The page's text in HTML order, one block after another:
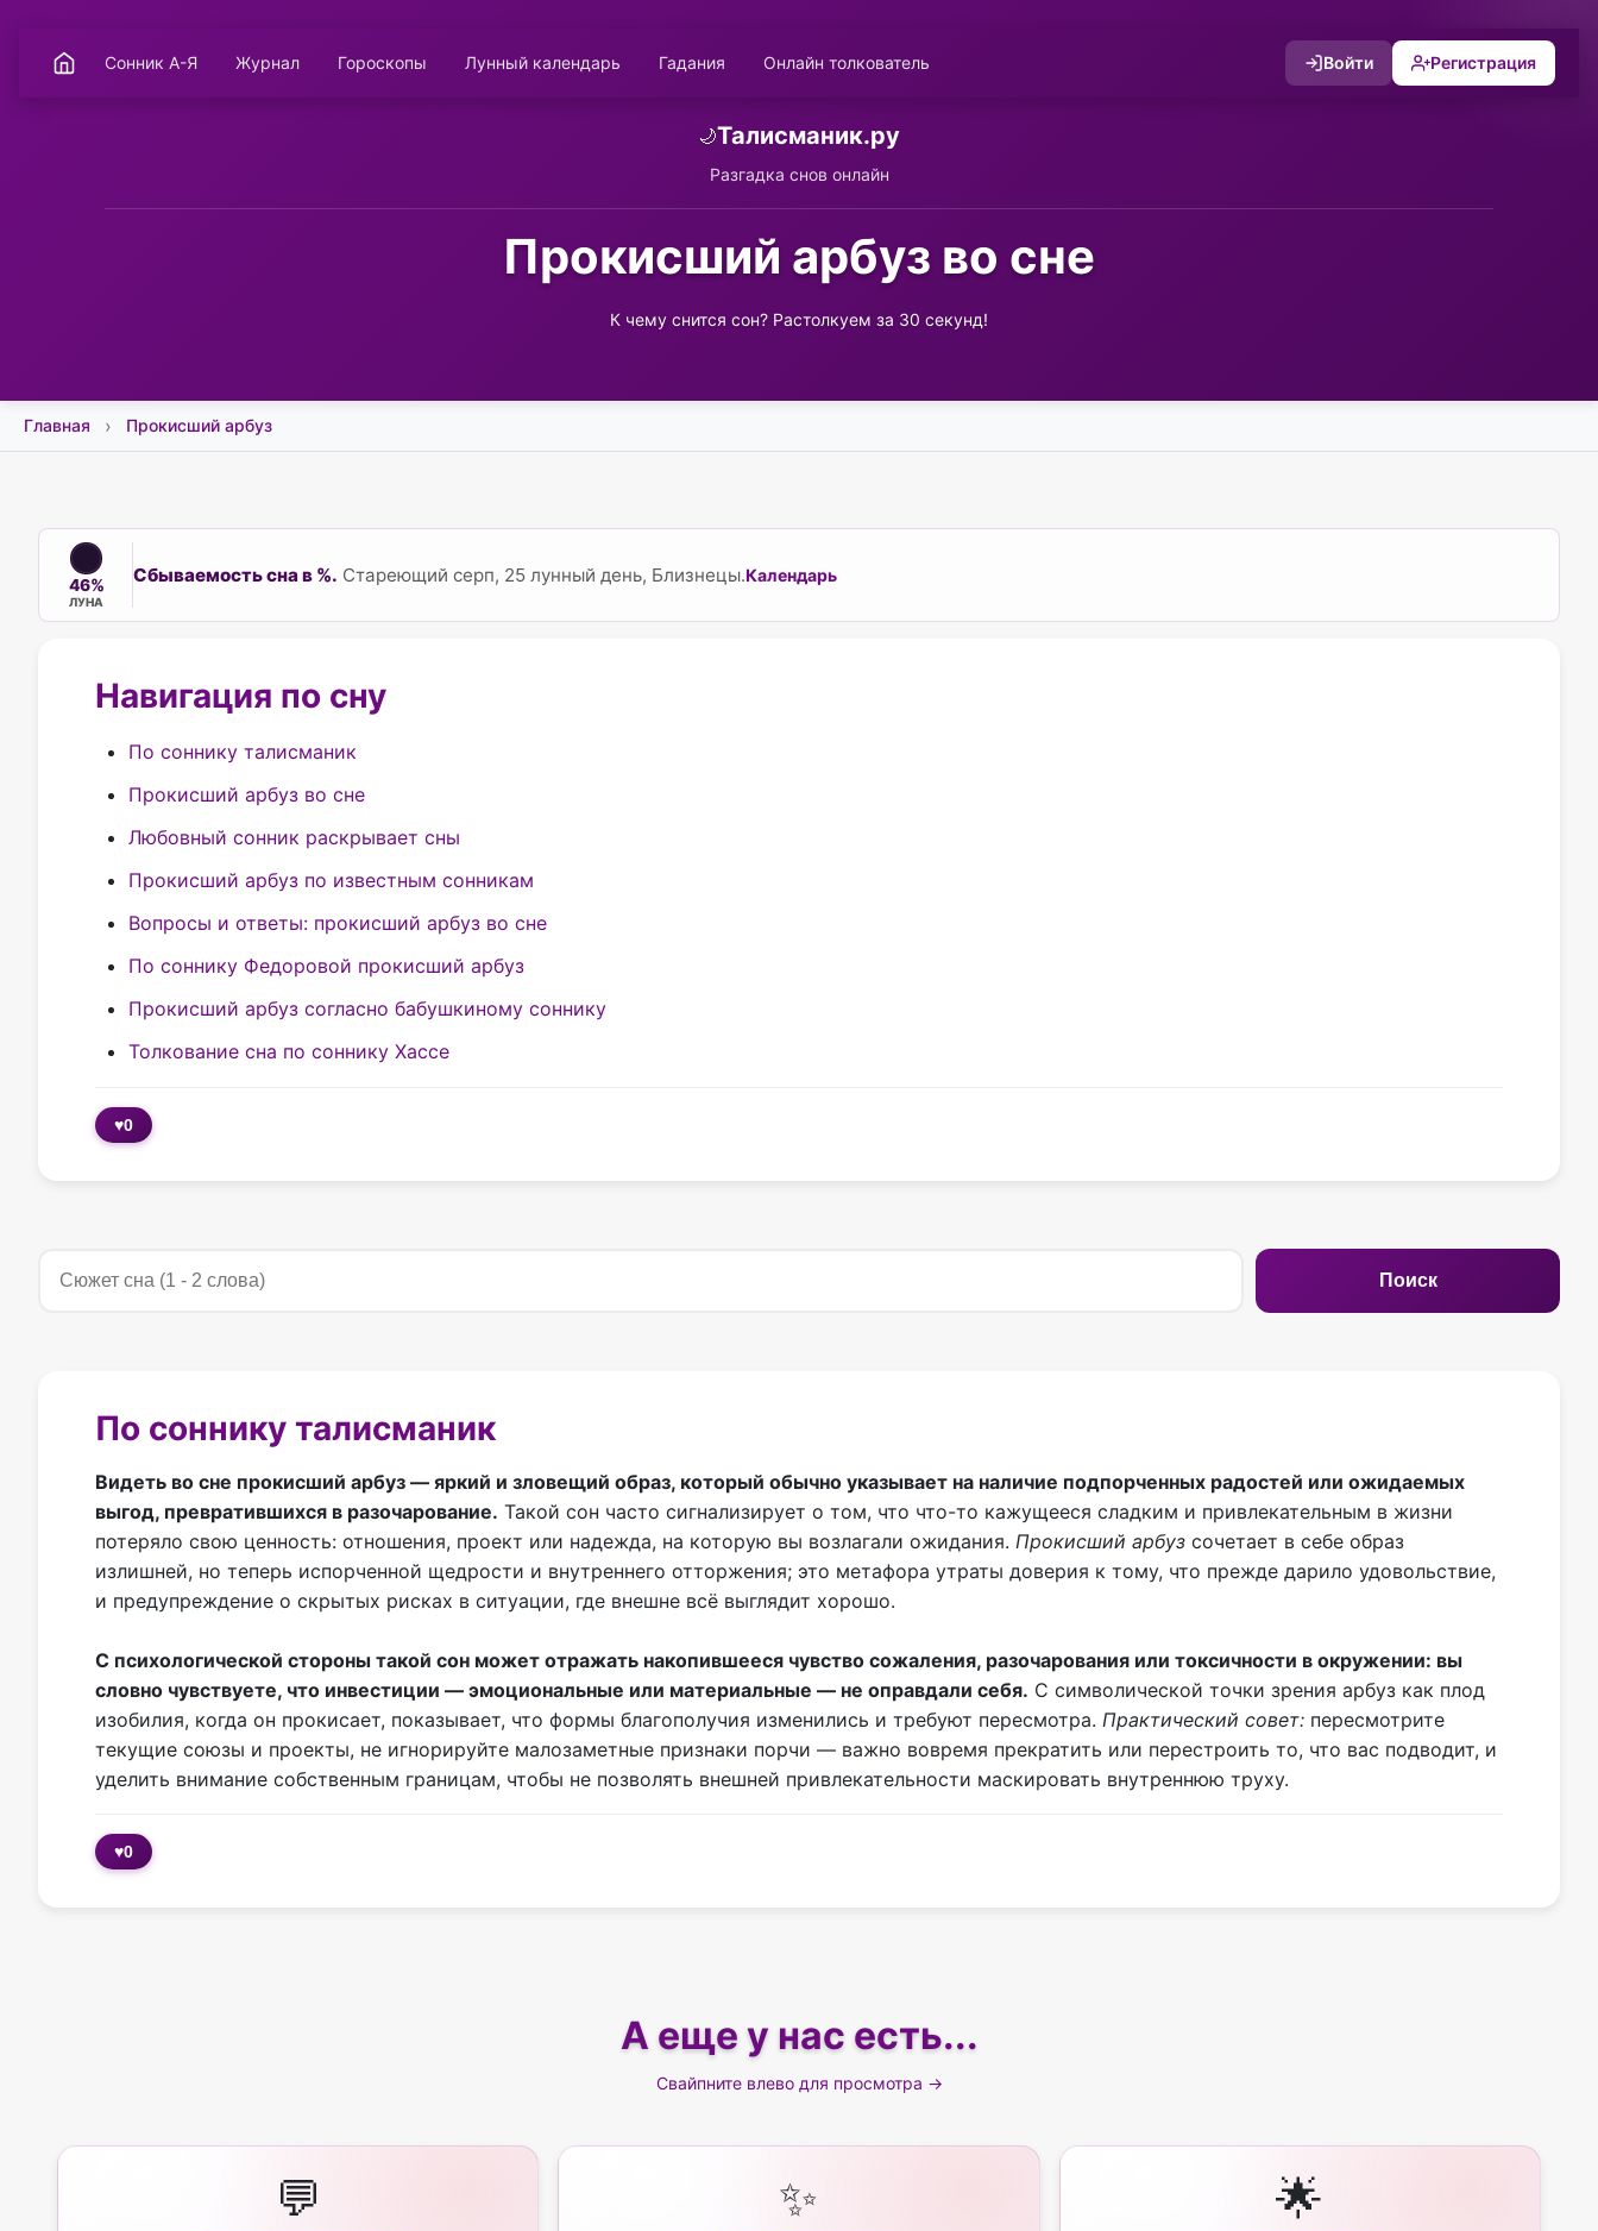
Сонник А-Я Журнал Гороскопы Лунный календарь Гадания Онлайн толкователь Войти Регистрация
🌙Талисманик.ру
Разгадка снов онлайн
Прокисший арбуз во сне
К чему снится сон? Растолкуем за 30 секунд!
Главная Прокисший арбуз
46%
ЛУНА
Сбываемость сна в %. Стареющий серп, 25 лунный день, Близнецы.Календарь
Навигация по сну
По соннику талисманик
Прокисший арбуз во сне
Любовный сонник раскрывает сны
Прокисший арбуз по известным сонникам
Вопросы и ответы: прокисший арбуз во сне
По соннику Федоровой прокисший арбуз
Прокисший арбуз согласно бабушкиному соннику
Толкование сна по соннику Хассе
♥0
Поиск
По соннику талисманик
Видеть во сне прокисший арбуз — яркий и зловещий образ, который обычно указывает на наличие подпорченных радостей или ожидаемых
выгод, превратившихся в разочарование. Такой сон часто сигнализирует о том, что что-то кажущееся сладким и привлекательным в жизни
потеряло свою ценность: отношения, проект или надежда, на которую вы возлагали ожидания. Прокисший арбуз сочетает в себе образ
излишней, но теперь испорченной щедрости и внутреннего отторжения; это метафора утраты доверия к тому, что прежде дарило удовольствие,
и предупреждение о скрытых рисках в ситуации, где внешне всё выглядит хорошо.
С психологической стороны такой сон может отражать накопившееся чувство сожаления, разочарования или токсичности в окружении: вы
словно чувствуете, что инвестиции — эмоциональные или материальные — не оправдали себя. С символической точки зрения арбуз как плод
изобилия, когда он прокисает, показывает, что формы благополучия изменились и требуют пересмотра. Практический совет: пересмотрите
текущие союзы и проекты, не игнорируйте малозаметные признаки порчи — важно вовремя прекратить или перестроить то, что вас подводит, и
уделить внимание собственным границам, чтобы не позволять внешней привлекательности маскировать внутреннюю труху.
♥0
А еще у нас есть...
Свайпните влево для просмотра →
💬 ✨ 🌟